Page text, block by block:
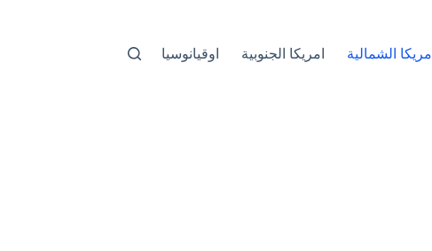
امريكا الشمالية امريكا الجنوبية اوقيانوسيا